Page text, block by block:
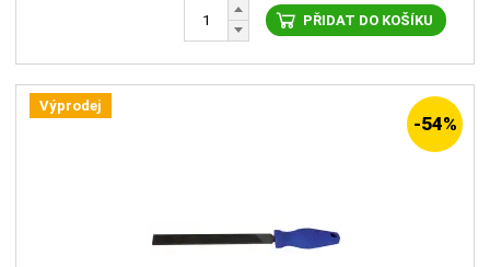
PŘIDAT DO KOŠÍKU
Výprodej
-54%